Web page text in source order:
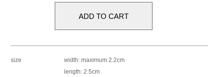
size
width: maximum 2.2cm
length: 2.5cm